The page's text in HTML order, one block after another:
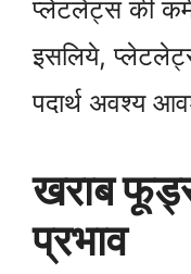
प्लेटलेट्स की
इसलिये,
पदार्थ अवश्य
खराब
प्रभाव